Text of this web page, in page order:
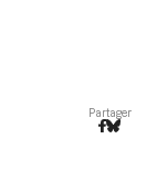
Partager